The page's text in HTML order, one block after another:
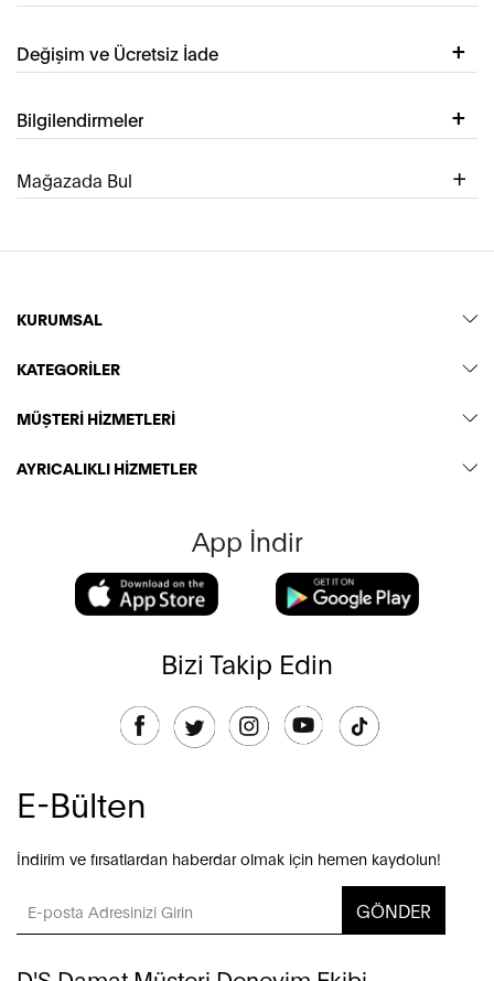
Değişim ve Ücretsiz İade
Bilgilendirmeler
Mağazada Bul
KURUMSAL
KATEGORİLER
MÜŞTERİ HİZMETLERİ
AYRICALIKLI HİZMETLER
App İndir
Bizi Takip Edin
E-Bülten
İndirim ve fırsatlardan haberdar olmak için hemen kaydolun!
GÖNDER